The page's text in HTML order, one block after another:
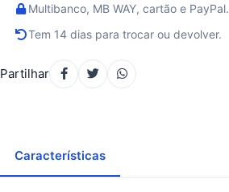
Multibanco, MB WAY, cartão e PayPal.
Tem 14 dias para trocar ou devolver.
Partilhar
Características